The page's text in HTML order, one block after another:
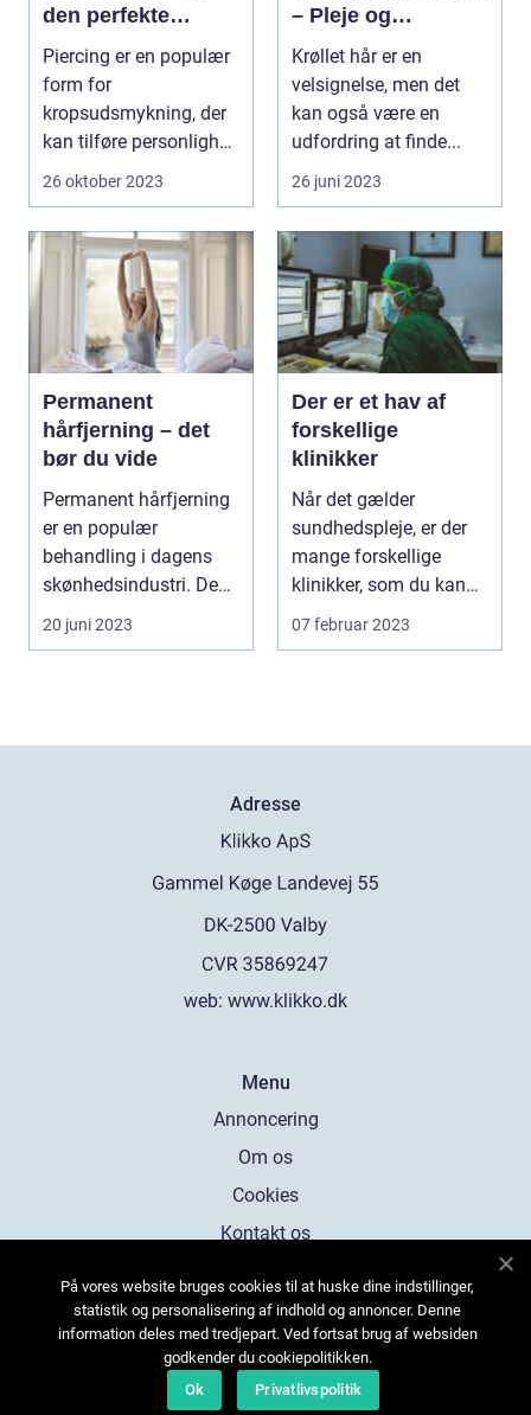
den perfekte
kropsudsmykning
Piercing er en populær
form for
kropsudsmykning, der
kan tilføre personlighed
og stil til dit udseen...
26 oktober 2023
– Pleje og
Definition til Dine
Smukke Lokker
Krøllet hår er en
velsignelse, men det
kan også være en
udfordring at finde...
26 juni 2023
Permanent
hårfjerning – det
bør du vide
Permanent hårfjerning
er en populær
behandling i dagens
skønhedsindustri. De
fles...
20 juni 2023
Der er et hav af
forskellige
klinikker
Når det gælder
sundhedspleje, er der
mange forskellige
klinikker, som du kan
vælge mellem. Hver
07 februar 2023
Adresse
web: www.klikko.dk
Menu
Annoncering
Om os
Cookies
Kontakt os
På vores website bruges cookies til at huske dine indstillinger,
statistik og personalisering af indhold og annoncer. Denne
information deles med tredjepart. Ved fortsat brug af websiden
godkender du cookiepolitikken.
Ok
Privatlivspolitik